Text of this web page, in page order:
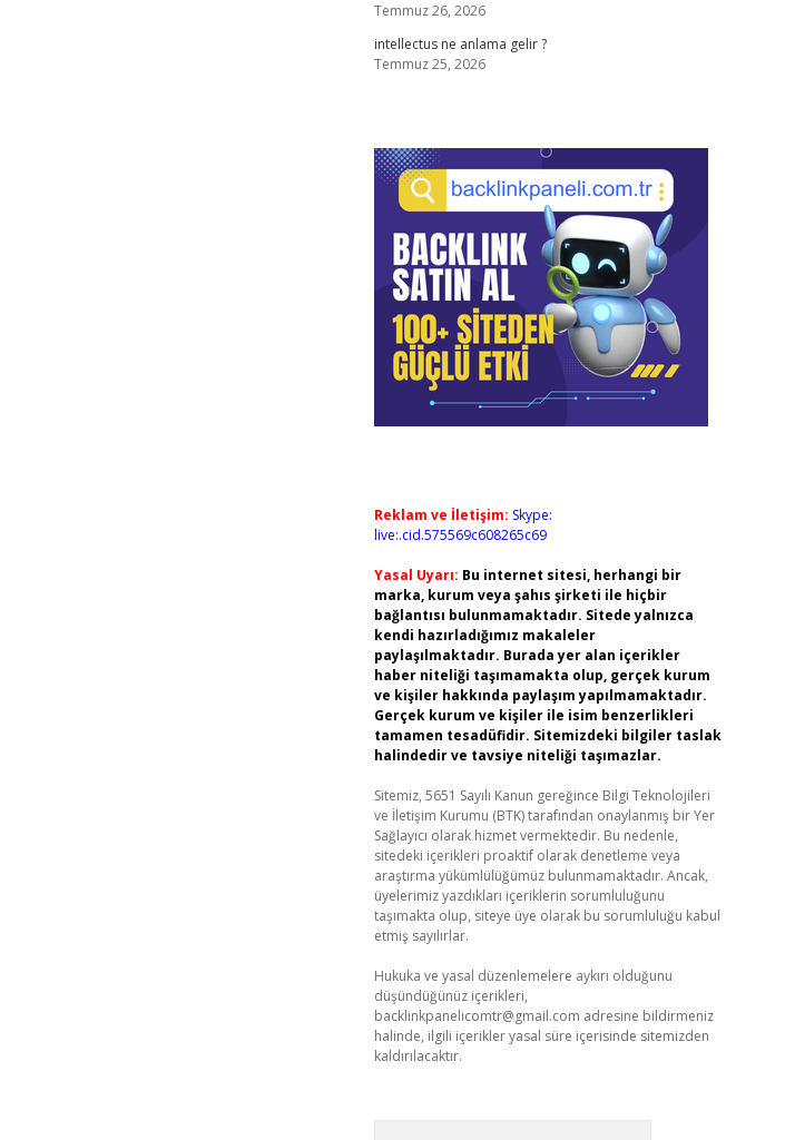
Temmuz 26, 2026
intellectus ne anlama gelir ?
Temmuz 25, 2026
Reklam ve İletişim: Skype:
live:.cid.575569c608265c69
Yasal Uyarı: Bu internet sitesi, herhangi bir
marka, kurum veya şahıs şirketi ile hiçbir
bağlantısı bulunmamaktadır. Sitede yalnızca
kendi hazırladığımız makaleler
paylaşılmaktadır. Burada yer alan içerikler
haber niteliği taşımamakta olup, gerçek kurum
ve kişiler hakkında paylaşım yapılmamaktadır.
Gerçek kurum ve kişiler ile isim benzerlikleri
tamamen tesadüfidir. Sitemizdeki bilgiler taslak
halindedir ve tavsiye niteliği taşımazlar.
Sitemiz, 5651 Sayılı Kanun gereğince Bilgi Teknolojileri
ve İletişim Kurumu (BTK) tarafından onaylanmış bir Yer
Sağlayıcı olarak hizmet vermektedir. Bu nedenle,
sitedeki içerikleri proaktif olarak denetleme veya
araştırma yükümlülüğümüz bulunmamaktadır. Ancak,
üyelerimiz yazdıkları içeriklerin sorumluluğunu
taşımakta olup, siteye üye olarak bu sorumluluğu kabul
etmiş sayılırlar.
Hukuka ve yasal düzenlemelere aykırı olduğunu
düşündüğünüz içerikleri,
backlinkpanelicomtr@gmail.com adresine bildirmeniz
halinde, ilgili içerikler yasal süre içerisinde sitemizden
kaldırılacaktır.